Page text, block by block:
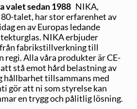
valet sedan 1988 NIKA,
talet, har stor erfarenhet av
en av Europas ledande
NIKA erbjuder
fabrikstillverkning till
regi. Alla våra produkter är CE-
stå emot hård belastning av
hållbarhet tillsammans med
gör att ni som styrelse kan
en trygg och pålitlig lösning.